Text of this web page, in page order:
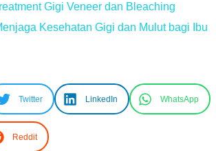
Gigi Veneer dan Bleaching
Kesehatan Gigi dan Mulut bagi Ibu
Twitter LinkedIn WhatsApp
Reddit